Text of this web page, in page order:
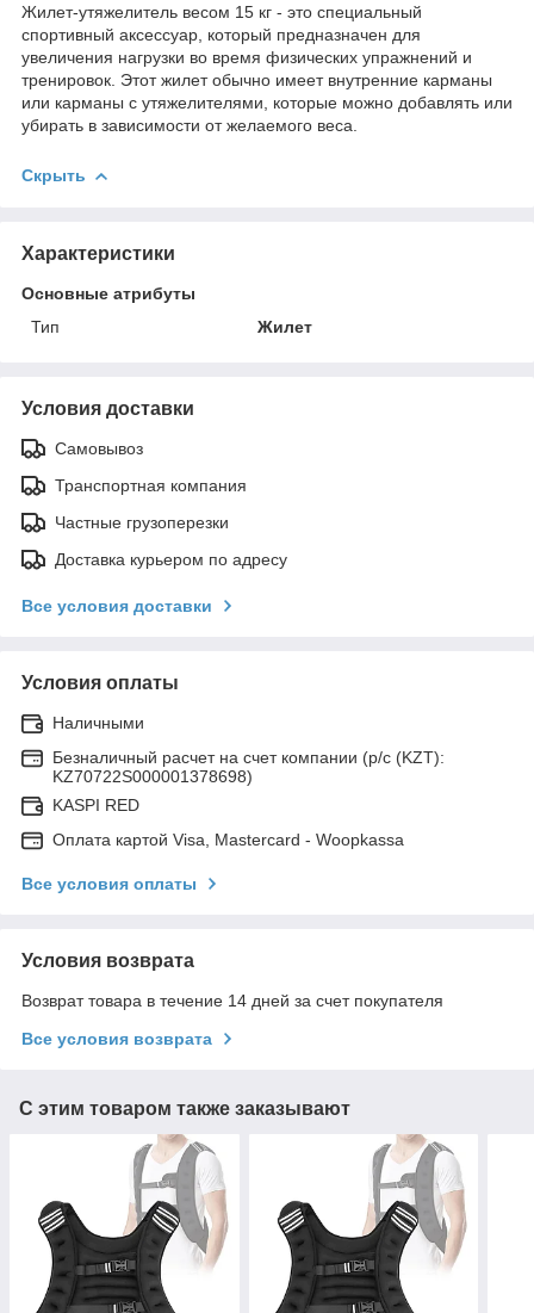
Жилет-утяжелитель весом 15 кг - это специальный
спортивный аксессуар, который предназначен для
увеличения нагрузки во время физических упражнений и
тренировок. Этот жилет обычно имеет внутренние карманы
или карманы с утяжелителями, которые можно добавлять или
убирать в зависимости от желаемого веса.
Скрыть
Характеристики
Основные атрибуты
Тип
Жилет
Условия доставки
Самовывоз
Транспортная компания
Частные грузоперезки
Доставка курьером по адресу
Все условия доставки
Условия оплаты
Наличными
Безналичный расчет на счет компании (р/с (KZT):
KZ70722S000001378698)
KASPI RED
Оплата картой Visa, Mastercard - Woopkassa
Все условия оплаты
Условия возврата
Возврат товара в течение 14 дней за счет покупателя
Все условия возврата
С этим товаром также заказывают